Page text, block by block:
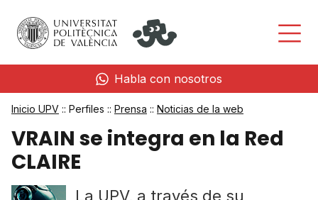
Habla con nosotros
Inicio UPV :: Perfiles :: Prensa :: Noticias de la web
VRAIN se integra en la Red
CLAIRE
La UPV, a través de su